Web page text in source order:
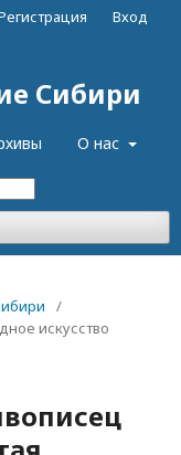
Сибири
О нас
Вход
/
искусство